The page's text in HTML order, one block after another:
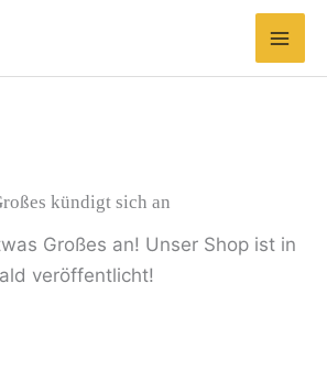
kündigt sich an
Großes an! Unser Shop ist in
veröffentlicht!